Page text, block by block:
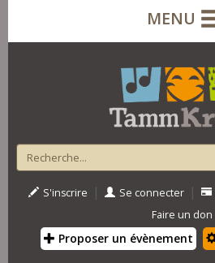
MENU
S'inscrire | Se connecter |
Faire un don
Proposer un évènement